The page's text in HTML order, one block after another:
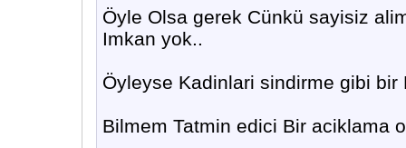
Öyle Olsa gerek Cünkü sayisiz
Imkan yok..
Öyleyse Kadinlari sindirme gibi
Bilmem Tatmin edici Bir aciklama